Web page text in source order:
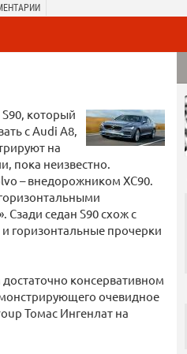
который
с Audi A8,
на
пока неизвестно.
– внедорожником XC90.
седан S90 схож с
горизонтальные прочерки
консервативном
очевидное
Томас Ингенлат на